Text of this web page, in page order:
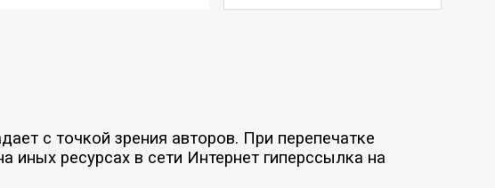
с точкой зрения авторов. При перепечатке
иных ресурсах в сети Интернет гиперссылка на